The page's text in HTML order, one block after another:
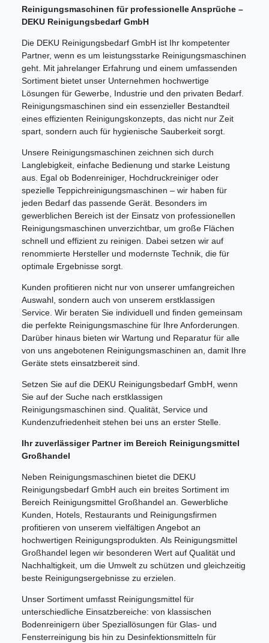
Reinigungsmaschinen für professionelle Ansprüche –
DEKU Reinigungsbedarf GmbH
Die DEKU Reinigungsbedarf GmbH ist Ihr kompetenter
Partner, wenn es um leistungsstarke Reinigungsmaschinen
geht. Mit jahrelanger Erfahrung und einem umfassenden
Sortiment bietet unser Unternehmen hochwertige
Lösungen für Gewerbe, Industrie und den privaten Bedarf.
Reinigungsmaschinen sind ein essenzieller Bestandteil
eines effizienten Reinigungskonzepts, das nicht nur Zeit
spart, sondern auch für hygienische Sauberkeit sorgt.
Unsere Reinigungsmaschinen zeichnen sich durch
Langlebigkeit, einfache Bedienung und starke Leistung
aus. Egal ob Bodenreiniger, Hochdruckreiniger oder
spezielle Teppichreinigungsmaschinen – wir haben für
jeden Bedarf das passende Gerät. Besonders im
gewerblichen Bereich ist der Einsatz von professionellen
Reinigungsmaschinen unverzichtbar, um große Flächen
schnell und effizient zu reinigen. Dabei setzen wir auf
renommierte Hersteller und modernste Technik, die für
optimale Ergebnisse sorgt.
Kunden profitieren nicht nur von unserer umfangreichen
Auswahl, sondern auch von unserem erstklassigen
Service. Wir beraten Sie individuell und finden gemeinsam
die perfekte Reinigungsmaschine für Ihre Anforderungen.
Darüber hinaus bieten wir Wartung und Reparatur für alle
von uns angebotenen Reinigungsmaschinen an, damit Ihre
Geräte stets einsatzbereit sind.
Setzen Sie auf die DEKU Reinigungsbedarf GmbH, wenn
Sie auf der Suche nach erstklassigen
Reinigungsmaschinen sind. Qualität, Service und
Kundenzufriedenheit stehen bei uns an erster Stelle.
Ihr zuverlässiger Partner im Bereich Reinigungsmittel
Großhandel
Neben Reinigungsmaschinen bietet die DEKU
Reinigungsbedarf GmbH auch ein breites Sortiment im
Bereich Reinigungsmittel Großhandel an. Gewerbliche
Kunden, Hotels, Restaurants und Reinigungsfirmen
profitieren von unserem vielfältigen Angebot an
hochwertigen Reinigungsprodukten. Als Reinigungsmittel
Großhandel legen wir besonderen Wert auf Qualität und
Nachhaltigkeit, um die Umwelt zu schützen und gleichzeitig
beste Reinigungsergebnisse zu erzielen.
Unser Sortiment umfasst Reinigungsmittel für
unterschiedliche Einsatzbereiche: von klassischen
Bodenreinigern über Speziallösungen für Glas- und
Fensterreinigung bis hin zu Desinfektionsmitteln für